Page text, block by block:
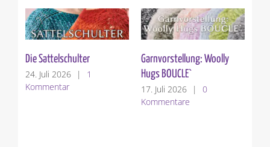
Die Sattelschulter
24. Juli 2026
|
1
Kommentar
Garnvorstellung: Woolly
Hugs BOUCLE`
17. Juli 2026
|
0
Kommentare